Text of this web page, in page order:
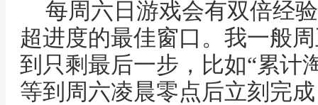
每周六日游戏会有双倍经
超进度的最佳窗口。我一般
到只剩最后一步，比如“累计
等到周六凌晨零点后立刻完